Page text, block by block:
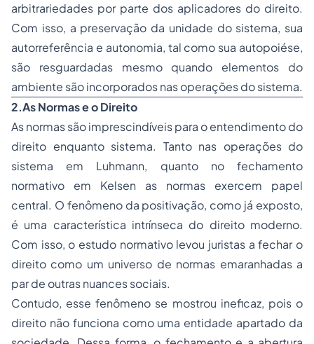
arbitrariedades por parte dos aplicadores do direito.
Com isso, a preservação da unidade do sistema, sua
autorreferência e autonomia, tal como sua autopoiése,
são resguardadas mesmo quando elementos do
ambiente são incorporados nas operações do sistema.
2.As Normas e o Direito
As normas são imprescindíveis para o entendimento do
direito enquanto sistema. Tanto nas operações do
sistema em Luhmann, quanto no fechamento
normativo em Kelsen as normas exercem papel
central. O fenômeno da positivação, como já exposto,
é uma característica intrínseca do direito moderno.
Com isso, o estudo normativo levou juristas a fechar o
direito como um universo de normas emaranhadas a
par de outras nuances sociais.
Contudo, esse fenômeno se mostrou ineficaz, pois o
direito não funciona como uma entidade apartado da